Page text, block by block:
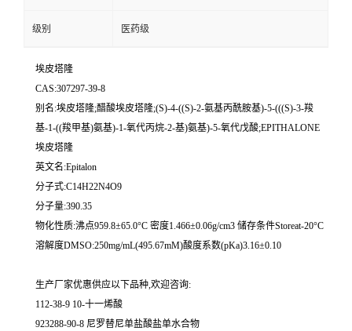
级别 医药级
埃皮塔隆
CAS:307297-39-8
别名:埃皮塔隆;醋酸埃皮塔隆;(S)-4-((S)-2-氨基丙酰胺基)-5-(((S)-3-羧
基-1-((羧甲基)氨基)-1-氧代丙烷-2-基)氨基)-5-氧代戊酸;EPITHALONE
埃皮塔隆
英文名:Epitalon
分子式:C14H22N4O9
分子量:390.35
物化性质:沸点959.8±65.0°C 密度1.466±0.06g/cm3 储存条件Storeat-20°C
溶解度DMSO:250mg/mL(495.67mM)酸度系数(pKa)3.16±0.10
生产厂家优惠供应以下品种,欢迎咨询:
112-38-9 10-十一烯酸
923288-90-8 尼罗替尼单盐酸盐单水合物